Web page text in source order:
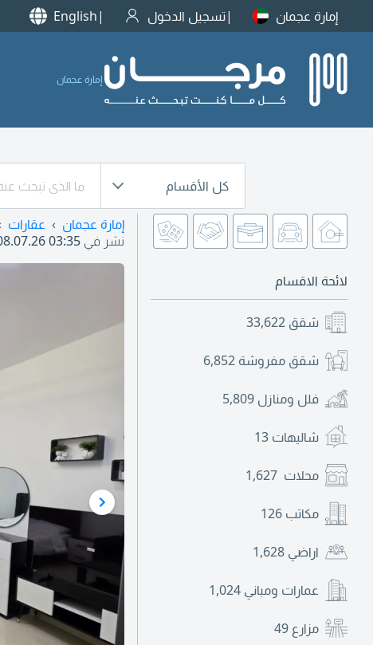
إمارة عجمان تسجيل الدخول English
إمارة عجمان
كل الأقسام
لائحة الاقسام
شقق 33,622
شقق مفروشة 6,852
فلل ومنازل 5,809
شاليهات 13
محلات 1,627
مكاتب 126
اراضي 1,628
عمارات ومباني 1,024
مزارع 49
إمارة عجمان عقارات
نشر في 03:35